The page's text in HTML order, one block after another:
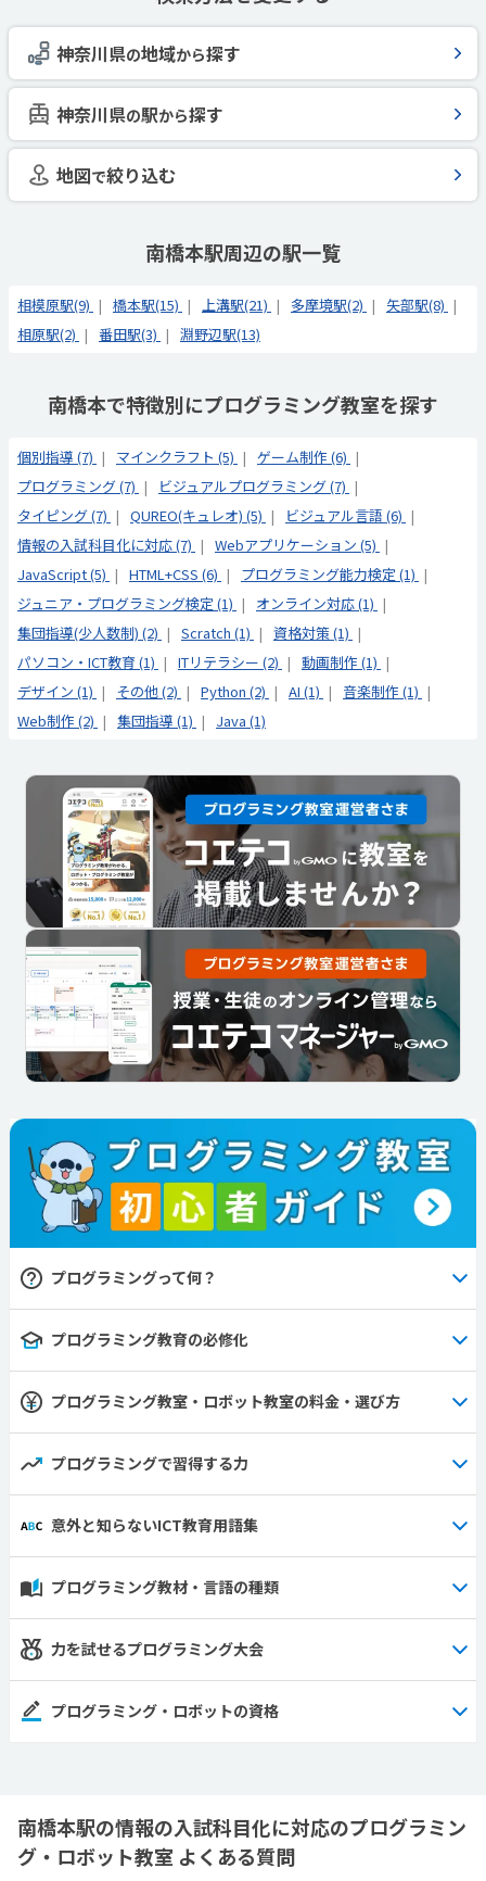
神奈川県の地域から探す
神奈川県の駅から探す
地図で絞り込む
南橋本駅周辺の駅一覧
相模原駅(9) 橋本駅(15) 上溝駅(21) 多摩境駅(2)
矢部駅(8)
相原駅(2)
番田駅(3) 淵野辺駅(13)
南橋本で特徴別にプログラミング教室を探す
個別指導 (7) マインクラフト (5)
ゲーム制作 (6)
プログラミング (7)
ビジュアルプログラミング (7)
タイピング (7)
QUREO(キュレオ) (5)
ビジュアル言語 (6)
情報の入試科目化に対応 (7)
Webアプリケーション (5)
JavaScript (5)
HTML+CSS (6)
プログラミング能力検定 (1)
ジュニア・プログラミング検定 (1)
オンライン対応 (1)
集団指導(少人数制) (2)
Scratch (1)
資格対策 (1)
パソコン・ICT教育 (1)
ITリテラシー (2)
動画制作 (1)
デザイン (1)
その他 (2) Python (2) AI (1)
音楽制作 (1)
Web制作 (2)
集団指導 (1) Java (1)
プログラミングって何？
プログラミング教育の必修化
プログラミング教室・ロボット教室の料金・選び方
プログラミングで習得する力
意外と知らないICT教育用語集
プログラミング教材・言語の種類
力を試せるプログラミング大会
プログラミング・ロボットの資格
南橋本駅の情報の入試科目化に対応のプログラミン
グ・ロボット教室 よくある質問